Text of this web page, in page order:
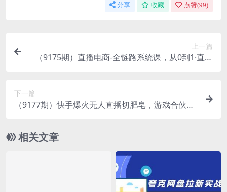
分享 收藏 点赞(99)
上一篇
（9175期）直播电商-全链路系统课，从0到1·直播
下一篇
（9177期）快手爆火无人直播切肥皂，游戏合伙人
相关文章